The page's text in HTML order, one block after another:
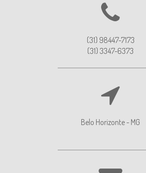
(31) 98447-7173
(31) 3347-6373
Belo Horizonte - MG